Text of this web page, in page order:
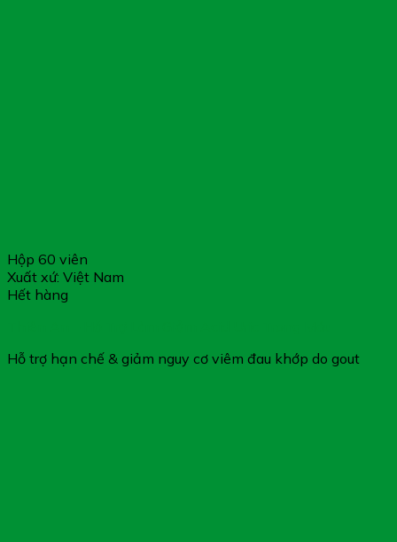
Hộp 60 viên
Xuất xứ: Việt Nam
Hết hàng
Hỗ trợ hạn chế & giảm nguy cơ viêm đau khớp do gout